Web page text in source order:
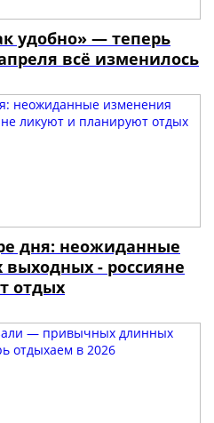
удобно» — теперь
всё изменилось
дня: неожиданные
- россияне
отдых